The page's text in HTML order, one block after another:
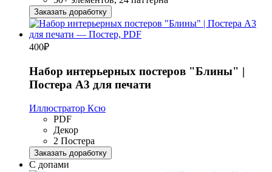
Заказать доработку
400₽
Набор интерьерных постеров "Блины" |
Постера А3 для печати
Иллюстратор Ксю
PDF
Декор
2 Постера
Заказать доработку
С допами